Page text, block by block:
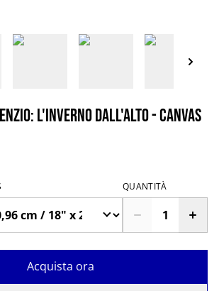
L'Inverno dall'Alto - Canvas
QUANTITÀ
Acquista ora